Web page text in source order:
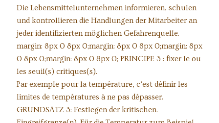
Die Lebensmittelunternehmen informieren, schulen
und kontrollieren die Handlungen der Mitarbeiter an
jeder identifizierten möglichen Gefahrenquelle.
margin: 8px 0 8px 0;margin: 8px 0 8px 0;margin: 8px
0 8px 0;margin: 8px 0 8px 0; PRINCIPE 3 : fixer le ou
les seuil(s) critiques(s).
Par exemple pour la température, c’est définir les
limites de températures à ne pas dépasser.
GRUNDSATZ 3: Festlegen der kritischen.